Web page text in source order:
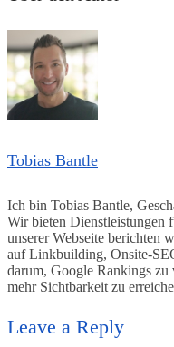
Tobias Bantle
Ich bin Tobias Bantle,
Wir bieten Dienstleistungen
unserer Webseite berichten
auf Linkbuilding, Onsite-
darum, Google Rankings zu
mehr Sichtbarkeit zu
Leave a Reply